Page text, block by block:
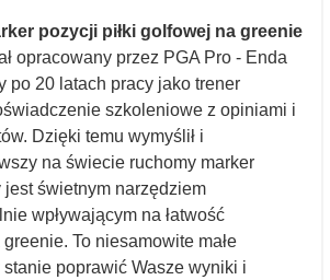
pozycji piłki golfowej na greenie
opracowany przez PGA Pro - Enda
po 20 latach pracy jako trener
szkoleniowe z opiniami i
Dzięki temu wymyślił i
na świecie ruchomy marker
jest świetnym narzędziem
wpływającym na łatwość
To niesamowite małe
poprawić Wasze wyniki i